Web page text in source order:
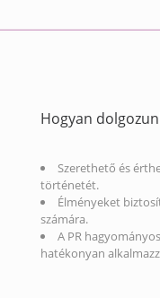
Hogyan
Szerethető és
történetét.
Élményeket
számára.
A PR
hatékonyan